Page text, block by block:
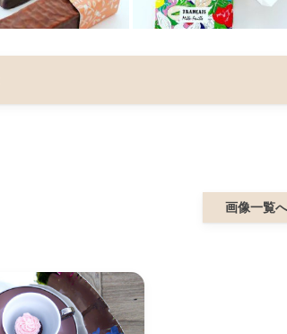
画像一覧へ